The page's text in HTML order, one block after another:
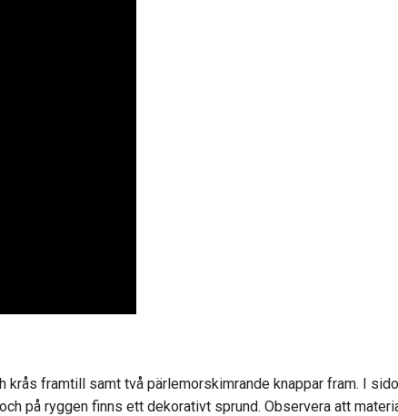
krås framtill samt två pärlemorskimrande knappar fram. I
på ryggen finns ett dekorativt sprund. Observera att